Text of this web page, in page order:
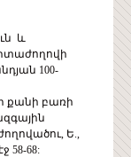
և
100-
քանի բառի
Ե.,
58-68: